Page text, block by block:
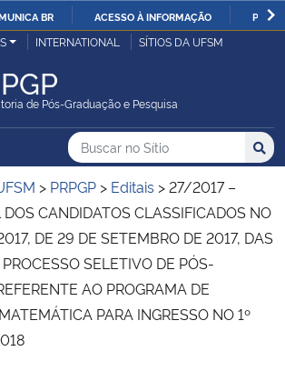
IR
BR ACESSO À INFORMAÇÃO
Pública
Exteriores
INTERNATIONAL SÍTIOS DA UFSM
de Pós-Graduação e Pesquisa
Principal do Sítio
Busca
Buscar no no Sítio
Busca:
> PRPGP > Editais >27/2017 –
CANDIDATOS CLASSIFICADOS NO
DE 29 DE SETEMBRO DE 2017, DAS
SELETIVO DE PÓS-
AO PROGRAMA DE
PARA INGRESSO NO 1º